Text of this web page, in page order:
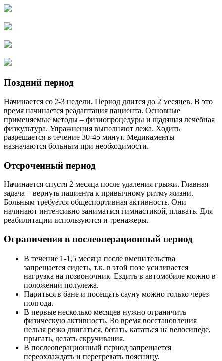
Поздний период
Начинается со 2-3 недели. Период длится до 2 месяцев. В это
время начинается реадаптация пациента. Основные
применяемые методы – физиопроцедуры и щадящая лечебная
физкультура. Упражнения выполняют лежа. Ходить
разрешается в течение 30-45 минут. Медикаменты
назначаются больным при необходимости.
Отсроченный период
Начинается спустя 2 месяца после удаления грыжи. Главная
задача – вернуть пациента к привычному ритму жизни.
Больным требуется общеспортивная активность. Они
начинают интенсивно заниматься гимнастикой, плавать. Для
реабилитации используются и тренажеры.
Ограничения в послеоперационный период
В течение 1-1,5 месяца после вмешательства
запрещается сидеть, т.к. в этой позе усиливается
нагрузка на позвоночник. Ездить в автомобиле можно в
положении полулежа.
Париться в бане и посещать сауну можно только через
полгода.
В первые несколько месяцев нужно ограничить
физическую активность. Во время восстановления
нельзя резко двигаться, бегать, кататься на велосипеде,
прыгать, делать скручивания.
В послеоперационный период запрещается
переохлаждать и перегревать поясницу.